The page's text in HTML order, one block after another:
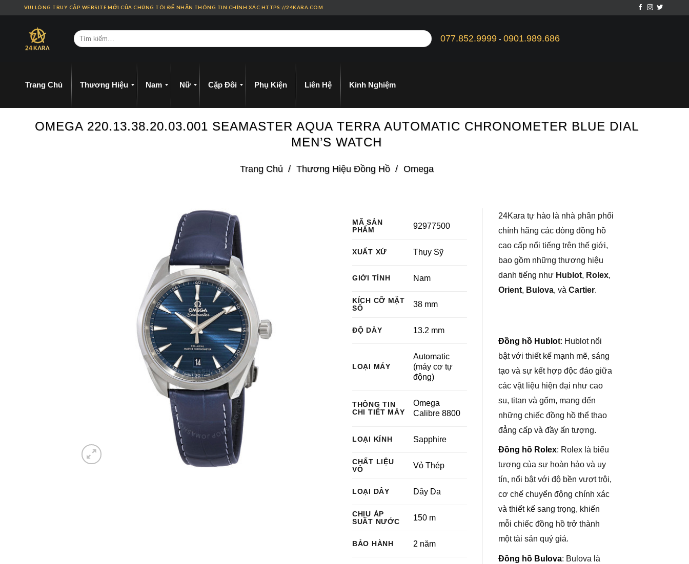
VUI LÒNG TRUY CẬP WEBSITE MỚI CỦA CHÚNG TÔI ĐỂ NHẬN THÔNG TIN CHÍNH XÁC HTTPS://24KARA.COM
077.852.9999- 0901.989.686
Trang Chủ Thương Hiệu Nam Nữ Cặp Đôi Phụ Kiện Liên Hệ Kinh Nghiệm
OMEGA 220.13.38.20.03.001 SEAMASTER AQUA TERRA AUTOMATIC CHRONOMETER BLUE DIAL
MEN’S WATCH
Trang Chủ / Thương Hiệu Đồng Hồ / Omega
MÃ SẢN
PHẨM
92977500
XUẤT XỨ Thụy Sỹ
GIỚI TÍNH Nam
KÍCH CỠ MẶT
SỐ
38 mm
ĐỘ DÀY 13.2 mm
LOẠI MÁY
Automatic
(máy cơ tự
động)
THÔNG TIN
CHI TIẾT MÁY
Omega
Calibre 8800
LOẠI KÍNH Sapphire
CHẤT LIỆU
VỎ
Vỏ Thép
LOẠI DÂY Dây Da
CHỊU ÁP
SUẤT NƯỚC
150 m
BẢO HÀNH 2 năm
24Kara tự hào là nhà phân phối
chính hãng các dòng đồng hồ
cao cấp nổi tiếng trên thế giới,
bao gồm những thương hiệu
danh tiếng như Hublot, Rolex,
Orient, Bulova, và Cartier.
Đồng hồ Hublot: Hublot nổi
bật với thiết kế mạnh mẽ, sáng
tạo và sự kết hợp độc đáo giữa
các vật liệu hiện đại như cao
su, titan và gốm, mang đến
những chiếc đồng hồ thể thao
đẳng cấp và đầy ấn tượng.
Đồng hồ Rolex: Rolex là biểu
tượng của sự hoàn hảo và uy
tín, nổi bật với độ bền vượt trội,
cơ chế chuyển động chính xác
và thiết kế sang trọng, khiến
mỗi chiếc đồng hồ trở thành
một tài sản quý giá.
Đồng hồ Bulova: Bulova là